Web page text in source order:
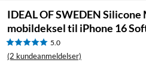
IDEAL OF SWEDEN Silicone
mobildeksel til iPhone 16
5.0
(2 kundeanmeldelser)